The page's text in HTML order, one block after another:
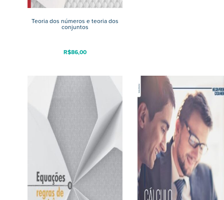
Teoria dos números e teoria dos
conjuntos
R$86,00